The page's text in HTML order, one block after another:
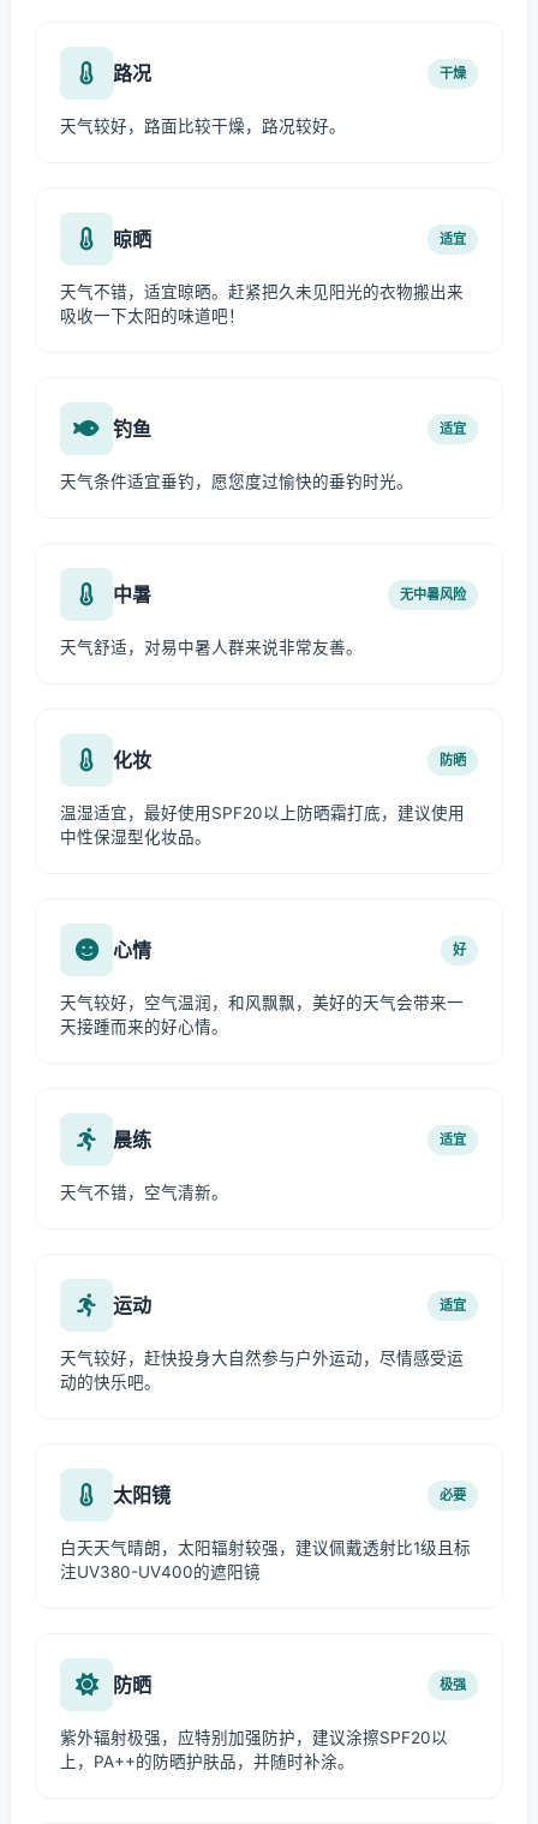
路况 干燥
天气较好，路面比较干燥，路况较好。
晾晒 适宜
天气不错，适宜晾晒。赶紧把久未见阳光的衣物搬出来
吸收一下太阳的味道吧！
钓鱼 适宜
天气条件适宜垂钓，愿您度过愉快的垂钓时光。
中暑 无中暑风险
天气舒适，对易中暑人群来说非常友善。
化妆 防晒
温湿适宜，最好使用SPF20以上防晒霜打底，建议使用
中性保湿型化妆品。
心情 好
天气较好，空气温润，和风飘飘，美好的天气会带来一
天接踵而来的好心情。
晨练 适宜
天气不错，空气清新。
运动 适宜
天气较好，赶快投身大自然参与户外运动，尽情感受运
动的快乐吧。
太阳镜 必要
白天天气晴朗，太阳辐射较强，建议佩戴透射比1级且标
注UV380-UV400的遮阳镜
防晒 极强
紫外辐射极强，应特别加强防护，建议涂擦SPF20以
上，PA++的防晒护肤品，并随时补涂。